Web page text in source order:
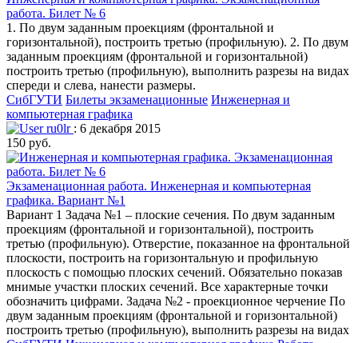
работа. Билет № 6
1. По двум заданным проекциям (фронтальной и
горизонтальной), построить третью (профильную). 2. По двум
заданным проекциям (фронтальной и горизонтальной)
построить третью (профильную), выполнить разрезы на видах
спереди и слева, нанести размеры.
СибГУТИ Билеты экзаменационные Инженерная и
компьютерная графика
ru0lr : 6 декабря 2015
150 руб.
Экзаменационная работа. Инженерная и компьютерная
графика. Вариант №1
Вариант 1 Задача №1 – плоские сечения. По двум заданным
проекциям (фронтальной и горизонтальной), построить
третью (профильную). Отверстие, показанное на фронтальной
плоскости, построить на горизонтальную и профильную
плоскость с помощью плоских сечений. Обязательно показав
мнимые участки плоских сечений. Все характерные точки
обозначить цифрами. Задача №2 - проекционное черчение По
двум заданным проекциям (фронтальной и горизонтальной)
построить третью (профильную), выполнить разрезы на видах